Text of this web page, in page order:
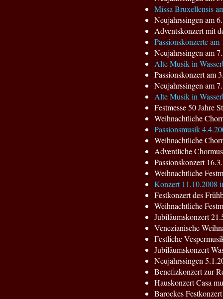
Missa Bruxellensis
Neujahrssingen am
Adventskonzert mit
Passionskonzerte
Neujahrssingen am
Alte Musik in
Passionskonzert am
Neujahrssingen am
Alte Musik in
Festmesse 50 Jahre
Weihnachtliche
Passionsmusik
Weihnachtliche
Adventliche
Passionskonzert
Weihnachtliche
Konzert 11.10.2008
Festkonzert des
Weihnachtliche
Jubiläumskonzert
Venezianische
Festliche
Jubiläumskonzert
Neujahrssingen
Benefizkonzert zur
Hauskonzert Casa
Barockes